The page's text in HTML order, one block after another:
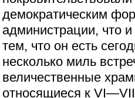
демократическим
администрации, что
тем, что он есть
несколько миль
величественные
относящиеся к